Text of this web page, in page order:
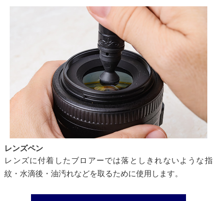
レンズペン
レンズに付着したブロアーでは落としきれないような指
紋・水滴後・油汚れなどを取るために使用します。